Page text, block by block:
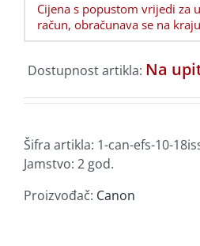
Cijena s popustom vrijedi za
račun, obračunava se na
Dostupnost artikla: Na
Šifra artikla: 1-can-efs-10-
Jamstvo: 2 god.
Proizvođač: Canon